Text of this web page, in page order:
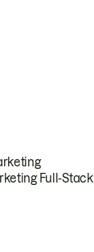
Full-Stack